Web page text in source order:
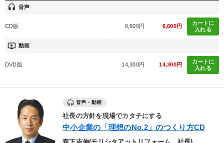
headset 音声
CD版 6,600円 6,600円
カートに
入れる
ondemand_video 動画
DVD版 14,300円 14,300円
カートに
入れる
音声・動画
社長の方針を現場でカタチにする
中小企業の「理想のNo.2」のつくり方CD